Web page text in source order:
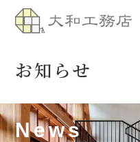
お知らせ
News